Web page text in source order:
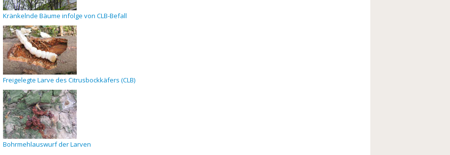
Kränkelnde Bäume infolge von CLB-Befall
Freigelegte Larve des Citrusbockkäfers (CLB)
Bohrmehlauswurf der Larven